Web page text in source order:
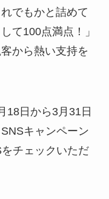
でもかと詰めて
て100点満点！」
から熱い支持を
18日から3月31日
キャンペーン
チェックいただ